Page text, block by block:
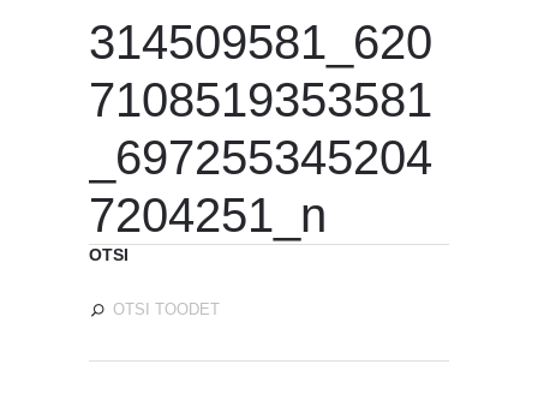
314509581_620
7108519353581
_697255345204
7204251_n
OTSI